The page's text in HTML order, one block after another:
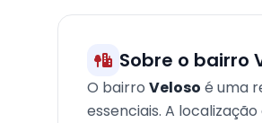
Sobre o bairro
O bairro Veloso é uma
essenciais. A